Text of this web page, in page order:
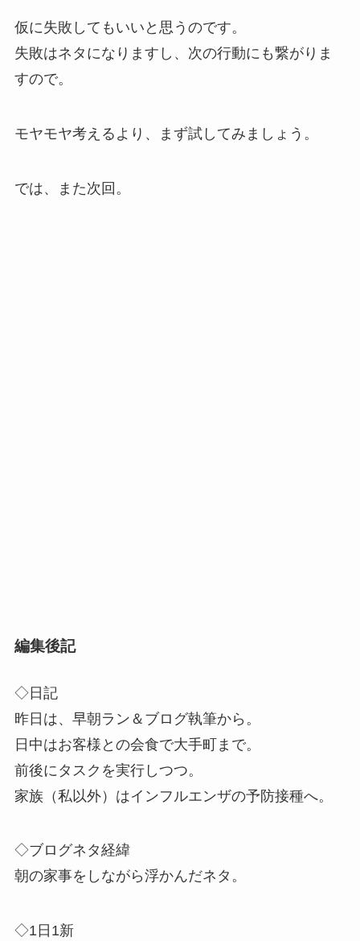
仮に失敗してもいいと思うのです。
失敗はネタになりますし、次の行動にも繋がりま
すので。
モヤモヤ考えるより、まず試してみましょう。
では、また次回。
編集後記
◇日記
昨日は、早朝ラン＆ブログ執筆から。
日中はお客様との会食で大手町まで。
前後にタスクを実行しつつ。
家族（私以外）はインフルエンザの予防接種へ。
◇ブログネタ経緯
朝の家事をしながら浮かんだネタ。
◇1日1新